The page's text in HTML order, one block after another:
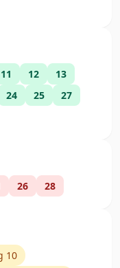
11 12
13
24 25
27
26 28
10